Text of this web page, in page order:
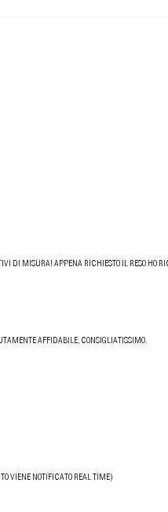
DI MISURA! APPENA RICHIESTO IL RESO
AFFIDABILE, CONSIGLIATISSIMO.
VIENE NOTIFICATO REAL TIME)